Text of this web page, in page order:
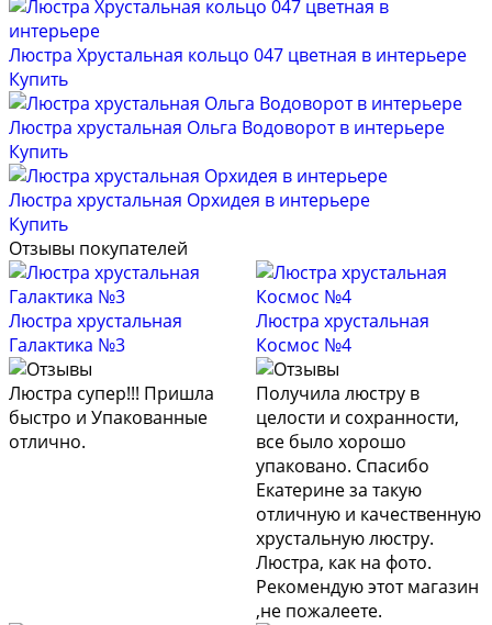
Люстра Хрустальная кольцо 047 цветная в интерьере
Купить
Люстра хрустальная Ольга Водоворот в интерьере
Купить
Люстра хрустальная Орхидея в интерьере
Купить
Отзывы покупателей
Люстра хрустальная
Галактика №3
Люстра супер!!! Пришла
быстро и Упакованные
отлично.
Люстра хрустальная
Космос №4
Получила люстру в
целости и сохранности,
все было хорошо
упаковано. Спасибо
Екатерине за такую
отличную и качественную
хрустальную люстру.
Люстра, как на фото.
Рекомендую этот магазин
,не пожалеете.